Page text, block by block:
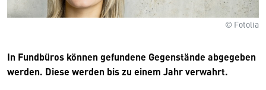
© Fotolia
In Fundbüros können gefundene Gegenstände abgegeben
werden. Diese werden bis zu einem Jahr verwahrt.